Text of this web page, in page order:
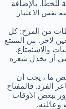
بالإضافة
نفس الاعتبار
من المرح: كل
لآخر. من الممتع
والاستمتاع.
أن يخذل شعره
ما ، يجب أن
الفرد. فالمفتاح
ببعض الأوقات